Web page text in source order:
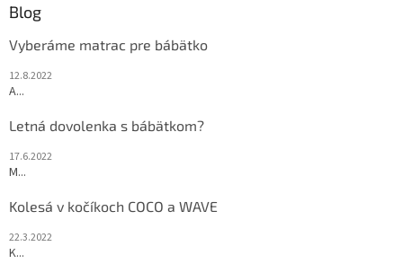
Blog
Vyberáme matrac pre bábätko
12.8.2022
A...
Letná dovolenka s bábätkom?
17.6.2022
M...
Kolesá v kočíkoch COCO a WAVE
22.3.2022
K...